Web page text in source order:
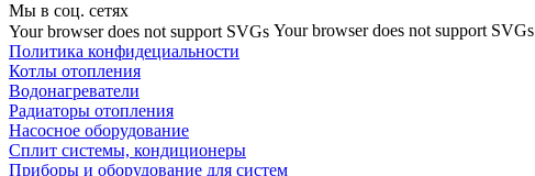
Мы в соц. сетях
Your browser does not support SVGs Your browser does not support SVGs
Политика конфидециальности
Котлы отопления
Водонагреватели
Радиаторы отопления
Насосное оборудование
Сплит системы, кондиционеры
Приборы и оборудование для систем